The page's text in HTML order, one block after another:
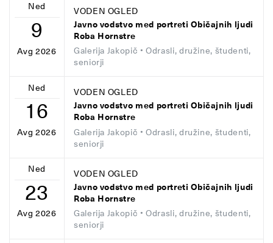
Ned
9
Avg 2026
VODEN OGLED
Javno vodstvo med portreti Običajnih ljudi
Roba Hornstre
Galerija Jakopič • Odrasli, družine, študenti,
seniorji
Ned
16
Avg 2026
VODEN OGLED
Javno vodstvo med portreti Običajnih ljudi
Roba Hornstre
Galerija Jakopič • Odrasli, družine, študenti,
seniorji
Ned
23
Avg 2026
VODEN OGLED
Javno vodstvo med portreti Običajnih ljudi
Roba Hornstre
Galerija Jakopič • Odrasli, družine, študenti,
seniorji